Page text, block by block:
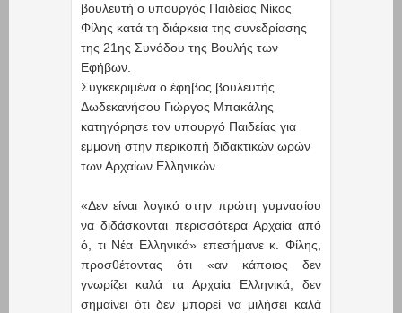
βουλευτή ο υπουργός Παιδείας Νίκος
Φίλης κατά τη διάρκεια της συνεδρίασης
της 21ης Συνόδου της Βουλής των
Εφήβων.
Συγκεκριμένα ο έφηβος βουλευτής
Δωδεκανήσου Γιώργος Μπακάλης
κατηγόρησε τον υπουργό Παιδείας για
εμμονή στην περικοπή διδακτικών ωρών
των Αρχαίων Eλληνικών.
«Δεν είναι λογικό στην πρώτη γυμνασίου
να διδάσκονται περισσότερα Αρχαία από
ό, τι Νέα Eλληνικά» επεσήμανε κ. Φίλης,
προσθέτοντας ότι «αν κάποιος δεν
γνωρίζει καλά τα Αρχαία Eλληνικά, δεν
σημαίνει ότι δεν μπορεί να μιλήσει καλά